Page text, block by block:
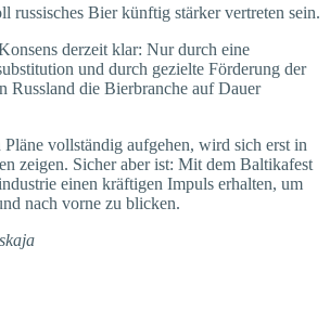
russisches Bier künftig stärker vertreten sein.
derzeit klar: Nur durch eine
und durch gezielte Förderung der
Russland die Bierbranche auf Dauer
vollständig aufgehen, wird sich erst in
zeigen. Sicher aber ist: Mit dem Baltikafest
einen kräftigen Impuls erhalten, um
nach vorne zu blicken.